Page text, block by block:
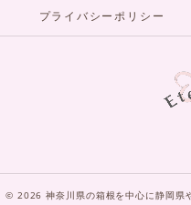
プライバシーポリシー
© 2026 神奈川県の箱根を中心に静岡県